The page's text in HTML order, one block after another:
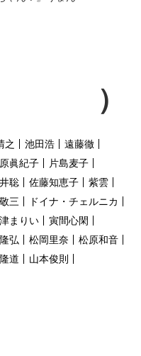
之 池田浩
遠藤徹
眞紀子
片島麦子
聡 佐藤知恵子
紫雲
三
ドイナ・チェルニカ
まりい
寅間心閑
弘 松岡里奈
松原和音
道
山本俊則